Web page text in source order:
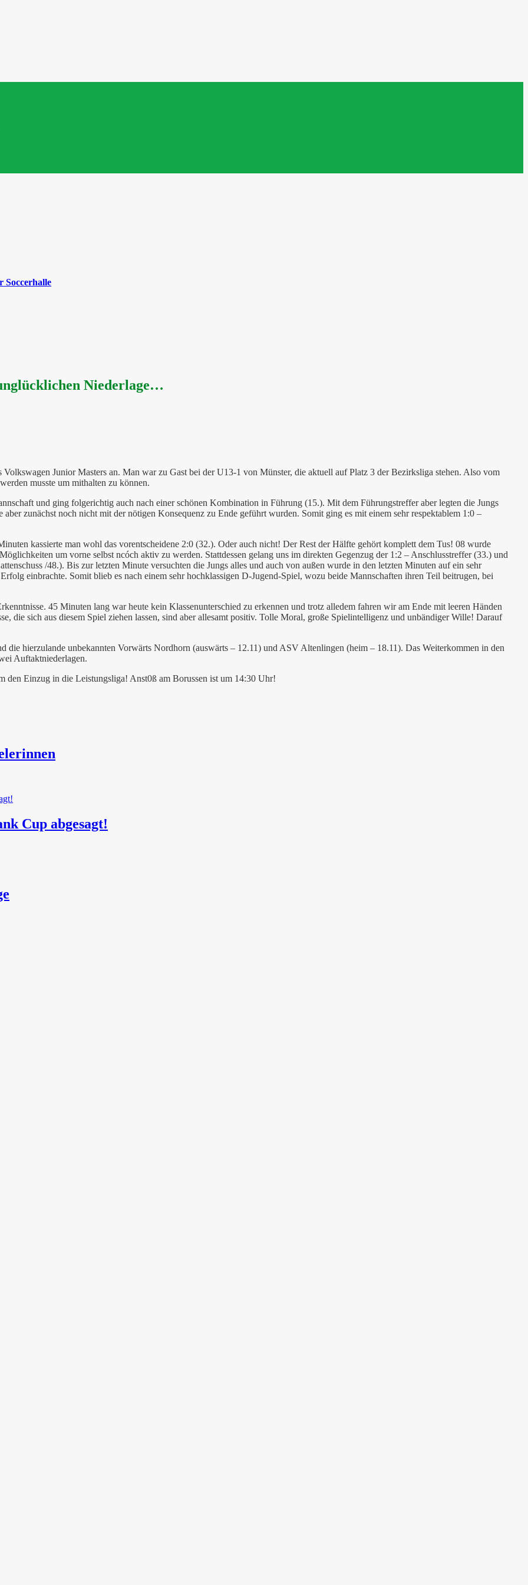
Soccerhalle
Niederlage…
Junior Masters an. Man war zu Gast bei der U13-1 von Münster, die aktuell auf Platz 3 der Bezirksliga stehen. Also vom
musste um mithalten zu können.
und ging folgerichtig auch nach einer schönen Kombination in Führung (15.). Mit dem Führungstreffer aber legten die Jungs
zunächst noch nicht mit der nötigen Konsequenz zu Ende geführt wurden. Somit ging es mit einem sehr respektablem 1:0 –
kassierte man wohl das vorentscheidene 2:0 (32.). Oder auch nicht! Der Rest der Hälfte gehört komplett dem Tus! 08 wurde
um vorne selbst ncóch aktiv zu werden. Stattdessen gelang uns im direkten Gegenzug der 1:2 – Anschlusstreffer (33.) und
/48.). Bis zur letzten Minute versuchten die Jungs alles und auch von außen wurde in den letzten Minuten auf ein sehr
einbrachte. Somit blieb es nach einem sehr hochklassigen D-Jugend-Spiel, wozu beide Mannschaften ihren Teil beitrugen, bei
45 Minuten lang war heute kein Klassenunterschied zu erkennen und trotz alledem fahren wir am Ende mit leeren Händen
die sich aus diesem Spiel ziehen lassen, sind aber allesamt positiv. Tolle Moral, große Spielintelligenz und unbändiger Wille! Darauf
die hierzulande unbekannten Vorwärts Nordhorn (auswärts – 12.11) und ASV Altenlingen (heim – 18.11). Das Weiterkommen in den
Auftaktniederlagen.
den Einzug in die Leistungsliga! Anst0ß am Borussen ist um 14:30 Uhr!
Cup abgesagt!